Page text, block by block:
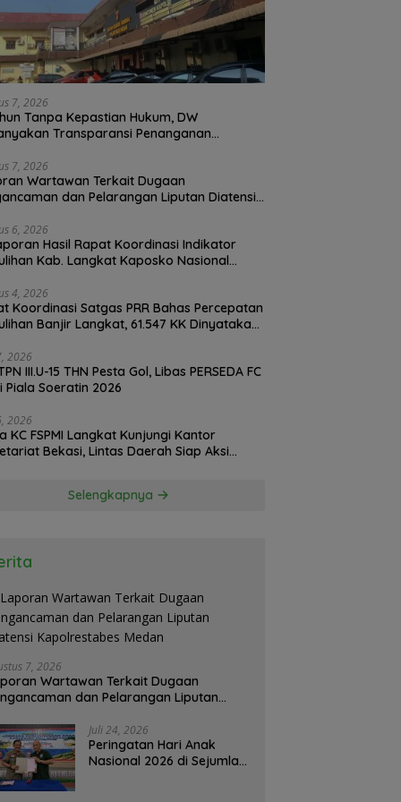
7, 2026
Tanpa Kepastian Hukum, DW
Transparansi Penanganan
7, 2026
Wartawan Terkait Dugaan
dan Pelarangan Liputan Diatensi
6, 2026
Hasil Rapat Koordinasi Indikator
Kab. Langkat Kaposko Nasional
4, 2026
Koordinasi Satgas PRR Bahas Percepatan
Banjir Langkat, 61.547 KK Dinyatakan
2026
III.U-15 THN Pesta Gol, Libas PERSEDA FC
Piala Soeratin 2026
2026
KC FSPMI Langkat Kunjungi Kantor
Bekasi, Lintas Daerah Siap Aksi
Selengkapnya
7, 2026
Wartawan Terkait Dugaan
dan Pelarangan Liputan
Juli 24, 2026
Peringatan Hari Anak
Nasional 2026 di Sejumlah